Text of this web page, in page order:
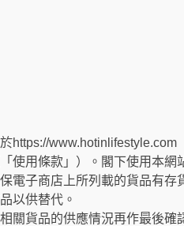
https://
使用條款」）。閣下使用本網
電子商店上所列載的貨品有
以供替代。
關貨品的供應情況再作最後